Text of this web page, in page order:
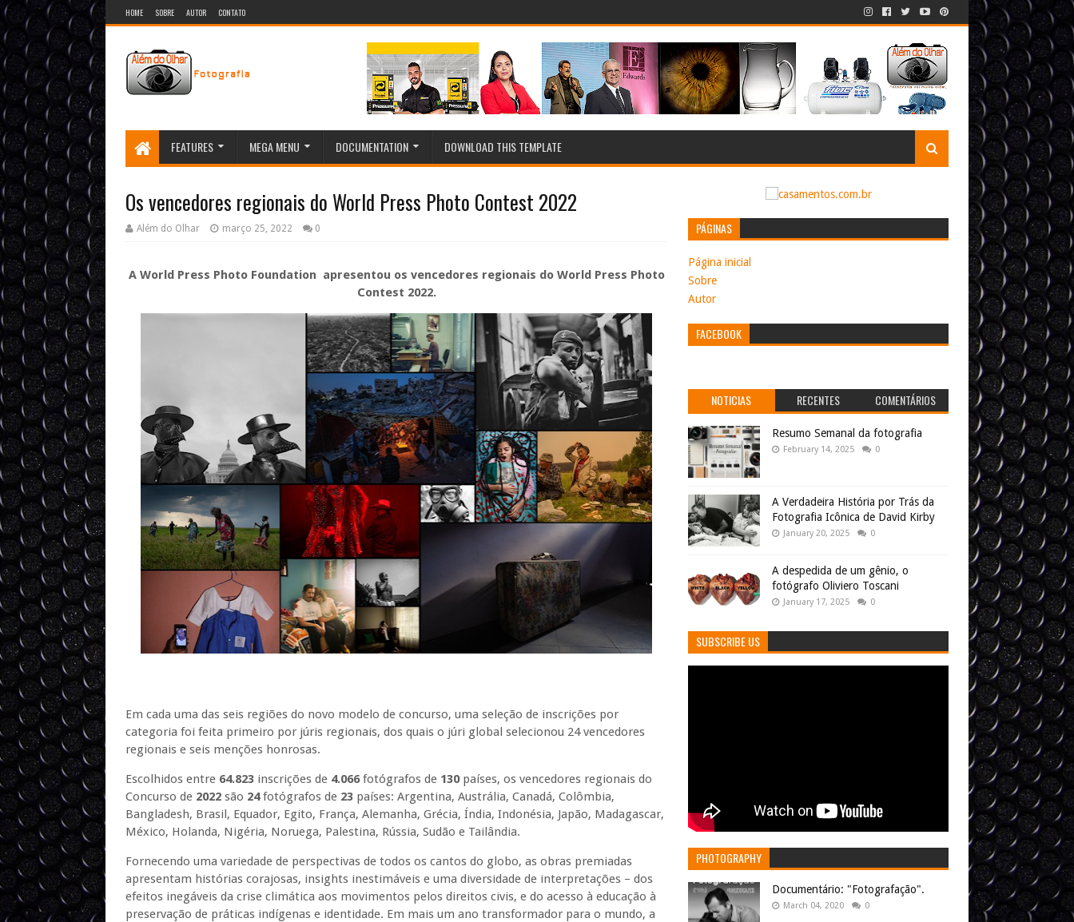
HOME SOBRE AUTOR CONTATO
FEATURES MEGA MENU DOCUMENTATION DOWNLOAD THIS TEMPLATE
Os vencedores regionais do World Press Photo Contest 2022
Além do Olhar março 25, 2022 0
A World Press Photo Foundation apresentou os vencedores regionais do World Press Photo
Contest 2022.
Em cada uma das seis regiões do novo modelo de concurso, uma seleção de inscrições por
categoria foi feita primeiro por júris regionais, dos quais o júri global selecionou 24 vencedores
regionais e seis menções honrosas.
Escolhidos entre 64.823 inscrições de 4.066fotógrafos de 130 países, os vencedores regionais do
Concurso de 2022 são 24fotógrafos de 23 países: Argentina, Austrália, Canadá, Colômbia,
Bangladesh, Brasil, Equador, Egito, França, Alemanha, Grécia, Índia, Indonésia, Japão, Madagascar,
México, Holanda, Nigéria, Noruega, Palestina, Rússia, Sudão e Tailândia.
Fornecendo uma variedade de perspectivas de todos os cantos do globo, as obras premiadas
apresentam histórias corajosas, insights inestimáveis ​​e uma diversidade de interpretações – dos
efeitos inegáveis ​​da crise climática aos movimentos pelos direitos civis, e do acesso à educação à
preservação de práticas indígenas e identidade. Em mais um ano transformador para o mundo, a
PÁGINAS
Página inicial
Sobre
Autor
FACEBOOK
NOTICIAS RECENTES COMENTÁRIOS
Resumo Semanal da fotografia
February 14, 2025 0
A Verdadeira História por Trás da
Fotografia Icônica de David Kirby
January 20, 2025 0
A despedida de um gênio, o
fotógrafo Oliviero Toscani
January 17, 2025 0
SUBSCRIBE US
PHOTOGRAPHY
Documentário: "Fotografação".
March 04, 2020 0